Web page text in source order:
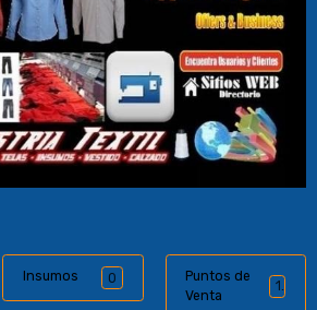
Insumos 0
Puntos de
Venta
1